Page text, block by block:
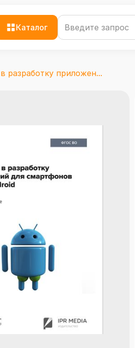
Каталог
разработку приложен...